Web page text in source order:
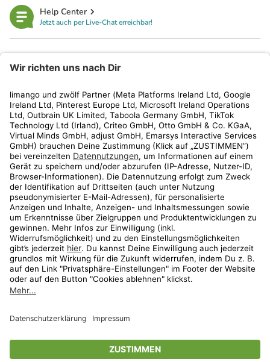
Help Center
Jetzt auch per Live-Chat erreichbar!
Kundenservice
Shop
Aktionen
Travel